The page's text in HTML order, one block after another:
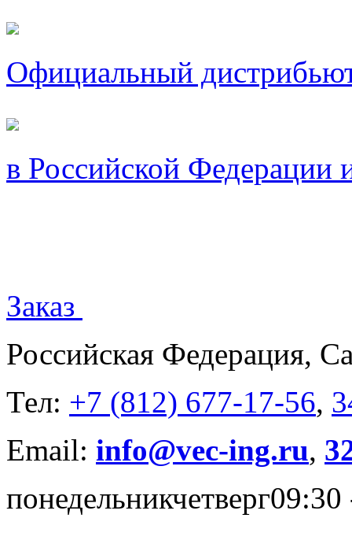
Официальный
в Российской Федерации
Заказ
Российская Федерация,
Тел: +7 (812) 677-17-56,
Email: info@vec-ing.ru,
понедельникчетверг09:30